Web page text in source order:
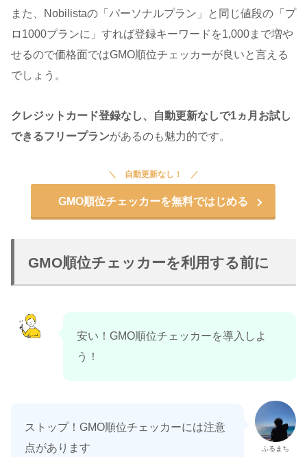
また、Nobilistaの「パーソナルプラン」と同じ値段の 「プ
ロ1000プランに」すれば登録キーワードを1,000まで増や
せるので価格面ではGMO順位チェッカーが良いと言える
でしょう。
クレジットカード登録なし、自動更新なしで1ヵ月お試し
できるフリープランがあるのも魅力的です。
自動更新なし！
GMO順位チェッカーを無料ではじめる
GMO順位チェッカーを利用する前に
安い！GMO順位チェッカーを導入しよ
う！
ふるまち
ストップ！GMO順位チェッカーには注意
点があります